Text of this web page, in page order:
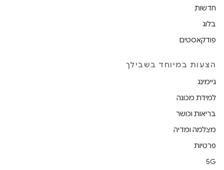
חדשות
בלוג
פודקאסטים
הצעות במיוחד בשבילך
גיימינג
למידת מכונה
בריאות וכושר
מצלמה ומדיה
פרטיות
5G